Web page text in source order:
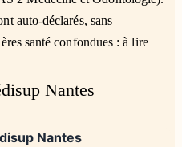
auto-déclarés, sans
santé confondues : à lire
Nantes
Nantes